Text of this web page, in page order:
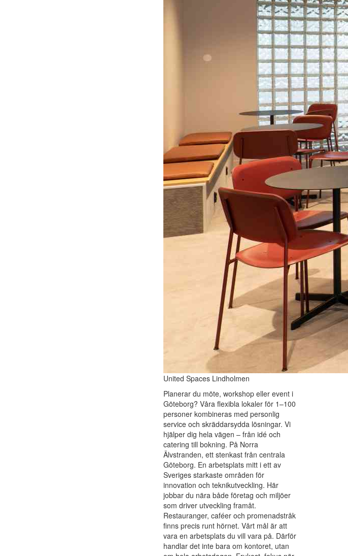
United Spaces Lindholmen
Planerar du möte, workshop eller event i
Göteborg? Våra flexibla lokaler för 1–100
personer kombineras med personlig
service och skräddarsydda lösningar. Vi
hjälper dig hela vägen – från idé och
catering till bokning. På Norra
Älvstranden, ett stenkast från centrala
Göteborg. En arbetsplats mitt i ett av
Sveriges starkaste områden för
innovation och teknikutveckling. Här
jobbar du nära både företag och miljöer
som driver utveckling framåt.
Restauranger, caféer och promenadstråk
finns precis runt hörnet. Vårt mål är att
vara en arbetsplats du vill vara på. Därför
handlar det inte bara om kontoret, utan